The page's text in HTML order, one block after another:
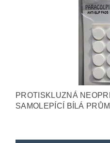
PROTISKLUZNÁ
SAMOLEPÍCÍ BÍLÁ